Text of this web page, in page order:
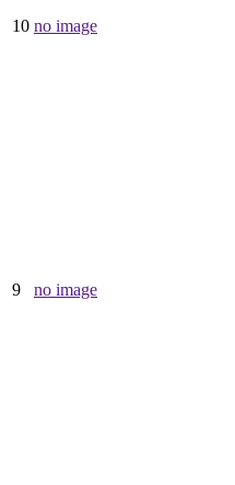
10 no image
9 no image